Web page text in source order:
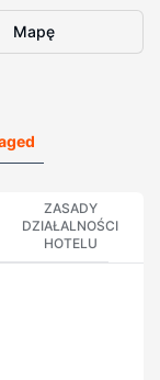
Mapę
ZASADY
DZIAŁALNOŚCI
HOTELU